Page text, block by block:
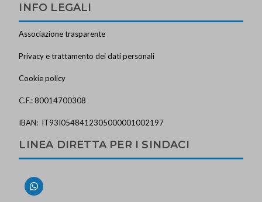
INFO LEGALI
Associazione trasparente
Privacy e trattamento dei dati personali
Cookie policy
C.F.: 80014700308
IBAN: IT93I0548412305000001002197
LINEA DIRETTA PER I SINDACI